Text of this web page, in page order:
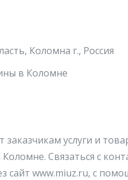
Коломна г., Россия
в Коломне
услуги и
Связаться с
www.miuz.ru, с